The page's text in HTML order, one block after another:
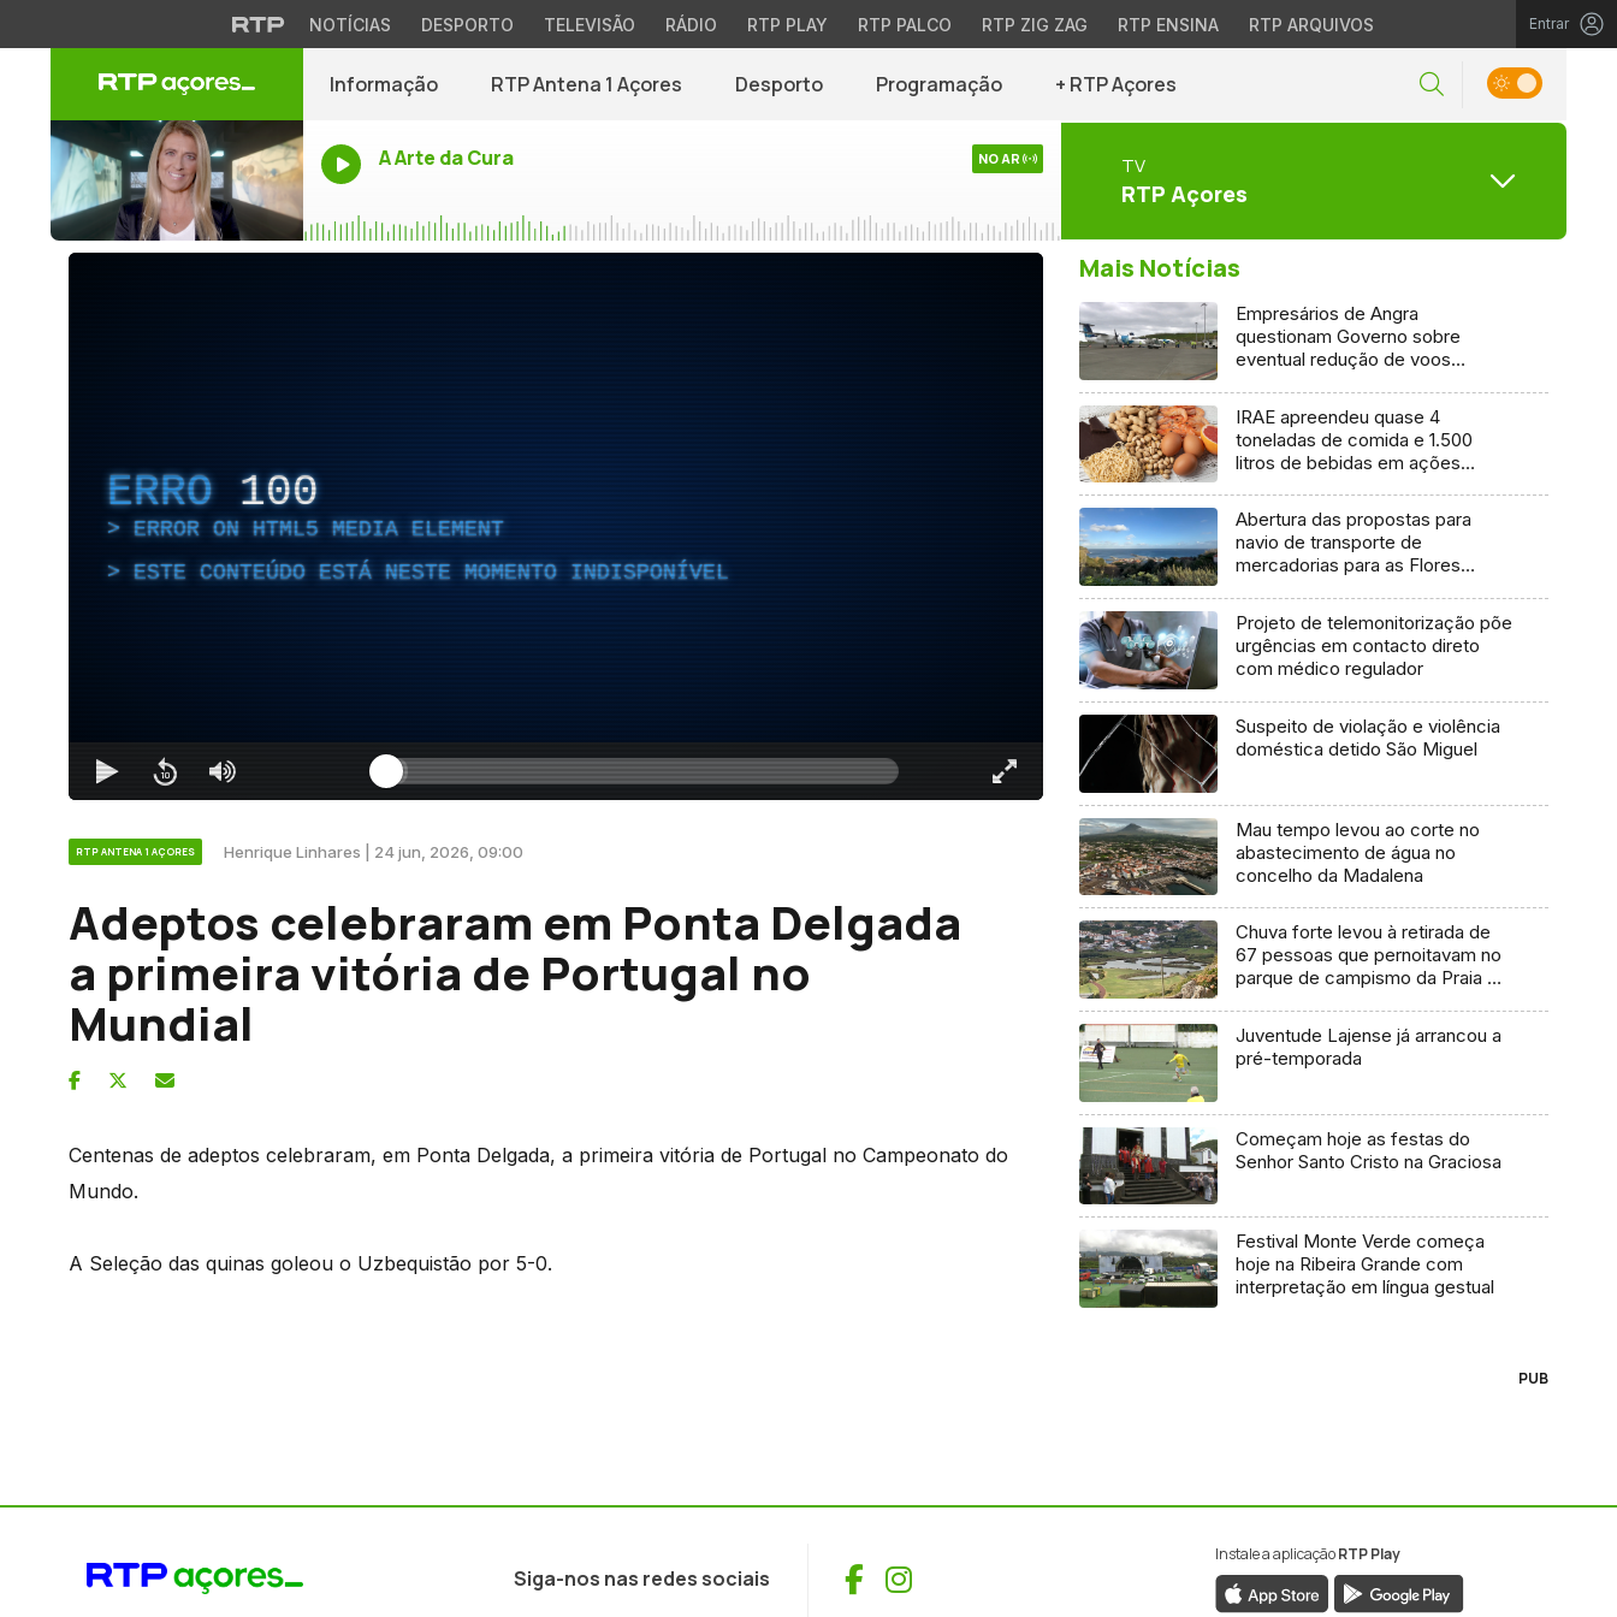
NOTÍCIAS DESPORTO TELEVISÃO RÁDIO RTP PLAY RTP PALCO RTP ZIG ZAG RTP ENSINA RTP ARQUIVOS Entrar
Informação RTP Antena 1 Açores Desporto Programação + RTP Açores
A Arte da Cura NO AR TV
RTP Açores
ERRO 100
ERROR ON HTML5 MEDIA ELEMENT
ESTE CONTEÚDO ESTÁ NESTE MOMENTO INDISPONÍVEL
RTP ANTENA 1 AÇORES Henrique Linhares | 24 jun, 2026, 09:00
Adeptos celebraram em Ponta Delgada
a primeira vitória de Portugal no
Mundial
Centenas de adeptos celebraram, em Ponta Delgada, a primeira vitória de Portugal no Campeonato do
Mundo.
A Seleção das quinas goleou o Uzbequistão por 5-0.
Mais Notícias
Empresários de Angra
questionam Governo sobre
eventual redução de voos
IRAE apreendeu quase 4
toneladas de comida e 1.500
litros de bebidas em ações
Abertura das propostas para
navio de transporte de
mercadorias para as Flores
Projeto de telemonitorização põe
urgências em contacto direto
com médico regulador
Suspeito de violação e violência
doméstica detido São Miguel
Mau tempo levou ao corte no
abastecimento de água no
concelho da Madalena
Chuva forte levou à retirada de
67 pessoas que pernoitavam no
parque de campismo da Praia da
Juventude Lajense já arrancou a
pré-temporada
Começam hoje as festas do
Senhor Santo Cristo na Graciosa
Festival Monte Verde começa
hoje na Ribeira Grande com
interpretação em língua gestual
PUB
Siga-nos nas redes sociais Facebook
Instagram
Instale a aplicaçãoRTP Play